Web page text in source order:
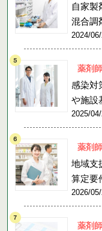
自家製
混合調
2024/
薬剤
感染対
や施設
2025/
薬剤
地域支
算定要
2026/
薬剤